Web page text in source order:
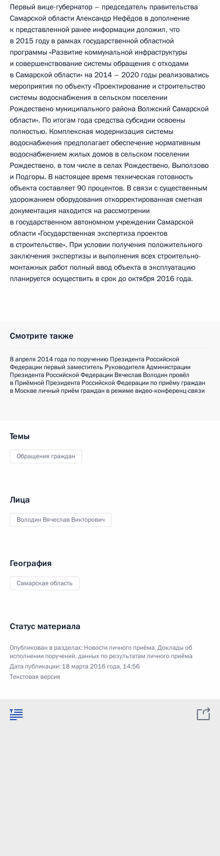
Первый вице-губернатор – председатель правительства
Самарской области Александр Нефёдов в дополнение
к представленной ранее информации доложил, что
в 2015 году в рамках государственной областной
программы «Развитие коммунальной инфраструктуры
и совершенствование системы обращения с отходами
в Самарской области» на 2014 – 2020 годы реализовались
мероприятия по объекту «Проектирование и строительство
системы водоснабжения в сельском поселении
Рождествено муниципального района Волжский Самарской
области». По итогам года средства субсидии освоены
полностью. Комплексная модернизация системы
водоснабжения предполагает обеспечение нормативным
водоснабжением жилых домов в сельском поселении
Рождествено, в том числе в селах Рождествено, Выползово
и Подгоры. В настоящее время техническая готовность
объекта составляет 90 процентов. В связи с существенным
удорожанием оборудования откорректированная сметная
документация находится на рассмотрении
в государственном автономном учреждении Самарской
области «Государственная экспертиза проектов
в строительстве». При условии получения положительного
заключения экспертизы и выполнения всех строительно-
монтажных работ полный ввод объекта в эксплуатацию
планируется осуществить в срок до октября 2016 года.
Смотрите также
8 апреля 2014 года по поручению Президента Российской
Федерации первый заместитель Руководителя Администрации
Президента Российской Федерации Вячеслав Володин провёл
в Приёмной Президента Российской Федерации по приёму граждан
в Москве личный приём граждан в режиме видео-конференц-связи
Темы
Обращения граждан
Лица
Володин Вячеслав Викторович
География
Самарская область
Статус материала
Опубликован в разделах: Новости личного приёма,Доклады об
исполнении поручений, данных по результатам личного приёма
Дата публикации: 18 марта 2016 года, 14:56
Текстовая версия